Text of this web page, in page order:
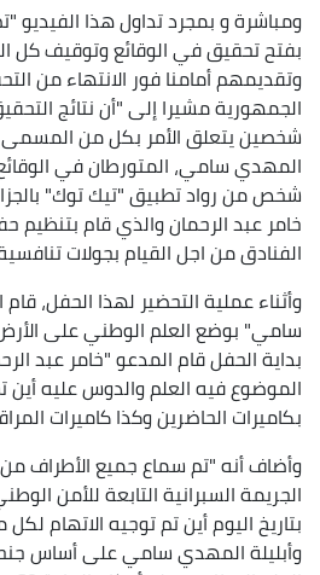
ومباشرة و بمجرد تداول هذا الفيديو
بفتح تحقيق في الوقائع وتوقيف كل
وتقديمهم أمامنا فور الانتهاء من
الجمهورية مشيرا إلى "أن نتائج
شخصين يتعلق الأمر بكل من المسمى
المهدي سامي، المتورطان في الوقائع
شخص من رواد تطبيق "تيك توك"
خامر عبد الرحمان والذي قام
الفنادق من اجل القيام بجولات
وأثناء عملية التحضير لهذا الحفل،
سامي" بوضع العلم الوطني على
بداية الحفل قام المدعو "خامر عبد
الموضوع فيه العلم والدوس عليه أين
بكاميرات الحاضرين وكذا كاميرات
وأضاف أنه "تم سماع جميع الأطراف
الجريمة السبرانية التابعة للأمن
بتاريخ اليوم أين تم توجيه الاتهام لكل
وأبليلة المهدي سامي على أساس